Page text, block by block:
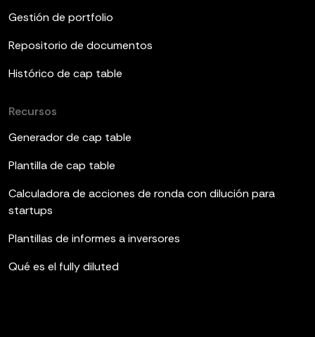
Gestión de portfolio
Repositorio de documentos
Histórico de cap table
Recursos
Generador de cap table
Plantilla de cap table
Calculadora de acciones de ronda con dilución para
startups
Plantillas de informes a inversores
Qué es el fully diluted